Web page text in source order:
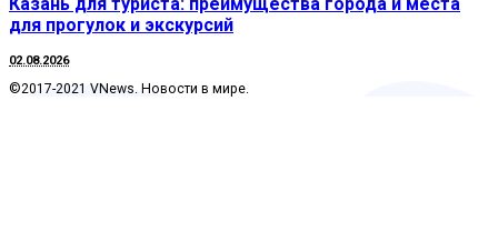
для прогулок и экскурсий
02.08.2026
©2017-2021 VNews. Новости в мире.